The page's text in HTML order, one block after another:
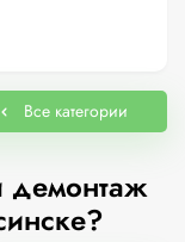
Все категории
демонтаж